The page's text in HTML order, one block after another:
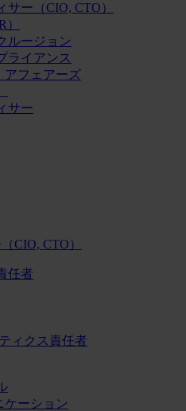
ー（CIO, CTO）
ルージョン
ライアンス
アフェアーズ
サー
CIO, CTO）
任者
ィクス責任者
ケーション